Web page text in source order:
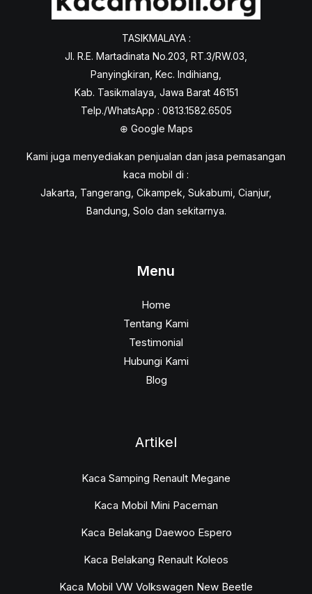
TASIKMALAYA :
Jl. R.E. Martadinata No.203, RT.3/RW.03,
Panyingkiran, Kec. Indihiang,
Kab. Tasikmalaya, Jawa Barat 46151
Telp./WhatsApp : 0813.1582.6505
⊕ Google Maps
Kami juga menyediakan penjualan dan jasa pemasangan
kaca mobil di :
Jakarta, Tangerang, Cikampek, Sukabumi, Cianjur,
Bandung, Solo dan sekitarnya.
Menu
Home
Tentang Kami
Testimonial
Hubungi Kami
Blog
Artikel
Kaca Samping Renault Megane
Kaca Mobil Mini Paceman
Kaca Belakang Daewoo Espero
Kaca Belakang Renault Koleos
Kaca Mobil VW Volkswagen New Beetle